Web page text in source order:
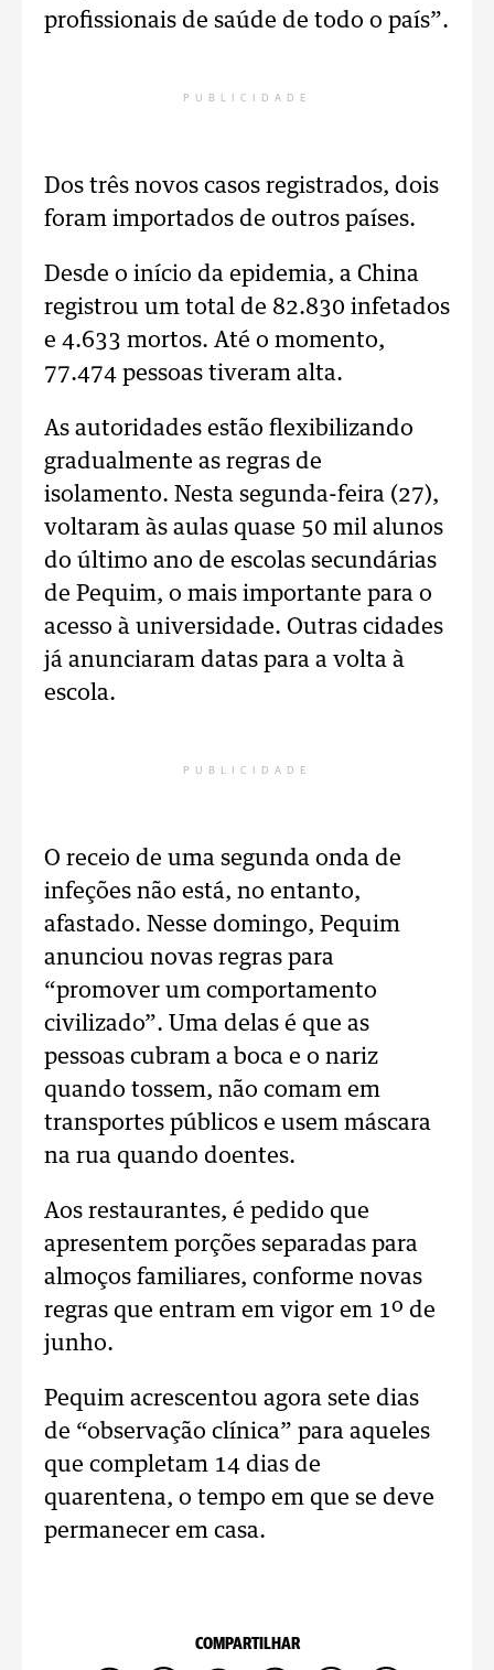
profissionais de saúde de todo o país”.
PUBLICIDADE
Dos três novos casos registrados, dois
foram importados de outros países.
Desde o início da epidemia, a China
registrou um total de 82.830 infetados
e 4.633 mortos. Até o momento,
77.474 pessoas tiveram alta.
As autoridades estão flexibilizando
gradualmente as regras de
isolamento. Nesta segunda-feira (27),
voltaram às aulas quase 50 mil alunos
do último ano de escolas secundárias
de Pequim, o mais importante para o
acesso à universidade. Outras cidades
já anunciaram datas para a volta à
escola.
PUBLICIDADE
O receio de uma segunda onda de
infeções não está, no entanto,
afastado. Nesse domingo, Pequim
anunciou novas regras para
“promover um comportamento
civilizado”. Uma delas é que as
pessoas cubram a boca e o nariz
quando tossem, não comam em
transportes públicos e usem máscara
na rua quando doentes.
Aos restaurantes, é pedido que
apresentem porções separadas para
almoços familiares, conforme novas
regras que entram em vigor em 1º de
junho.
Pequim acrescentou agora sete dias
de “observação clínica” para aqueles
que completam 14 dias de
quarentena, o tempo em que se deve
permanecer em casa.
COMPARTILHAR